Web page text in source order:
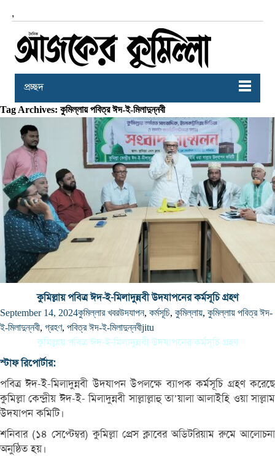
,
প্রচ্ছদ
Tag Archives: কুমিল্লায় পবিত্র ঈদ-ই-মিলাদুন্নবী
কুমিল্লায় পবিত্র ঈদ-ই-মিলাদুন্নবী উদযাপনের কর্মসূচি গ্রহণ
September 14, 2024কুমিল্লার খবরউদযাপন, কর্মসূচি, কুমিল্লায়, কুমিল্লায় পবিত্র ঈদ-
ই-মিলাদুন্নবী, গ্রহণ, পবিত্র ঈদ-ই-মিলাদুন্নবীjitu
কুমিল্লায় পবিত্র ঈদ-ই-মিলাদুন্নবী উদযাপনের কর্মসূচি গ্রহণ
স্টাফ রিপোর্টার:
পবিত্র ঈদ-ই-মিলাদুন্নবী উদযাপন উপলক্ষে ব্যাপক কর্মসূচি গ্রহণ করেছে
কুমিল্লা কেন্দ্রীয় ঈদ-ই- মিলাদুন্নবী সাল্লাল্লাহু তা’য়ালা আলাইহি ওয়া সাল্লাম
উদযাপন কমিটি।
শনিবার (১৪ সেপ্টেম্বর) কুমিল্লা প্রেস ক্লাবের অডিটরিয়াম রুমে আলোচনা
অনুষ্ঠিত হয়।